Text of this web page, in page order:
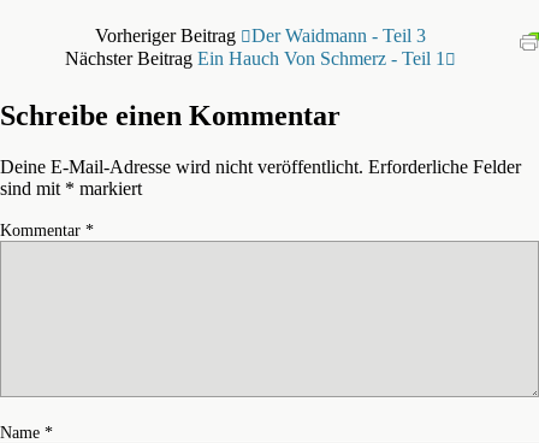
Vorheriger Beitrag
Der Waidmann - Teil 3
Nächster Beitrag Ein Hauch Von Schmerz - Teil 1
Schreibe einen Kommentar
Deine E-Mail-Adresse wird nicht veröffentlicht. Erforderliche Felder
sind mit * markiert
Kommentar *
Name *